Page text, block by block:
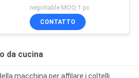
plastica dell'ABS
negotiable MOQ:1 pc
CONTATTO
da cucina
macchina per affilare i coltelli